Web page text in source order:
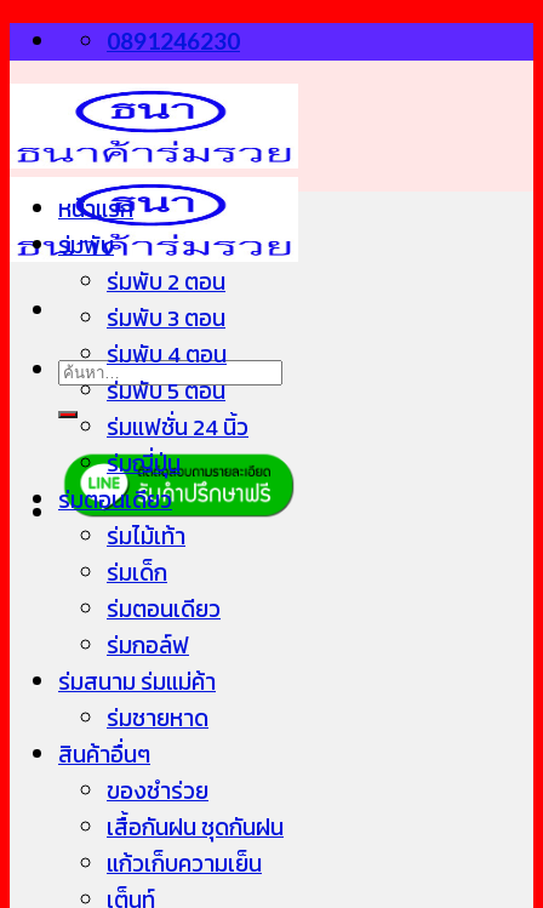
Skip
to
content
0891246230
ค้นหา:
หน้าแรก
ร่มพับ
ร่มพับ 2 ตอน
ร่มพับ 3 ตอน
ร่มพับ 4 ตอน
ร่มพับ 5 ตอน
ร่มแฟชั่น 24 นิ้ว
ร่มญี่ปุ่น
ร่มตอนเดียว
ร่มไม้เท้า
ร่มเด็ก
ร่มตอนเดียว
ร่มกอล์ฟ
ร่มสนาม ร่มแม่ค้า
ร่มชายหาด
สินค้าอื่นๆ
ของชำร่วย
เสื้อกันฝน ชุดกันฝน
แก้วเก็บความเย็น
เต็นท์